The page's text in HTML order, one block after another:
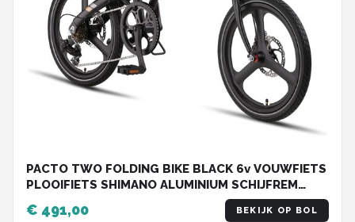
PACTO TWO FOLDING BIKE BLACK 6v VOUWFIETS
PLOOIFIETS SHIMANO ALUMINIUM SCHIJFREM
€ 491,00 BEKIJK OP BOL